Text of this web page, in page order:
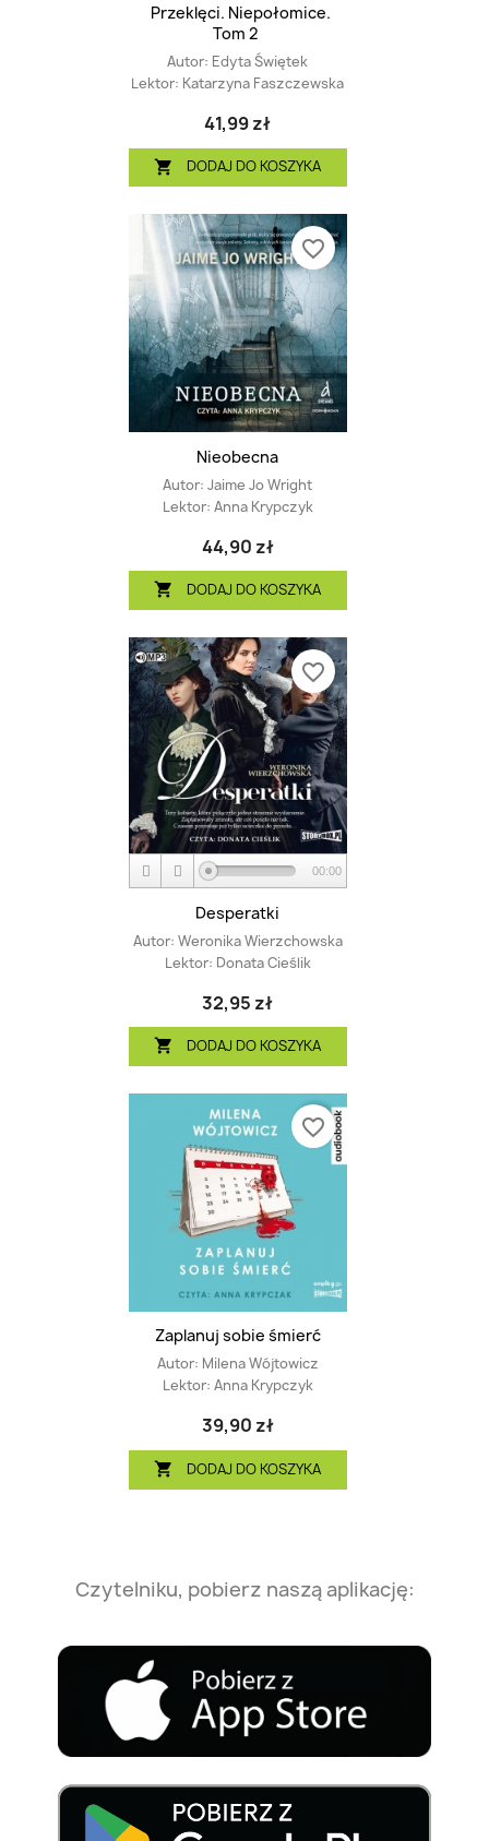
Przeklęci. Niepołomice.
Tom 2
Autor: Edyta Świętek
Lektor: Katarzyna Faszczewska
41,99 zł
 DODAJ DO KOSZYKA
Nieobecna
Autor: Jaime Jo Wright
Lektor: Anna Krypczyk
44,90 zł
 DODAJ DO KOSZYKA
favorite_border
00:00
Desperatki
Autor: Weronika Wierzchowska
Lektor: Donata Cieślik
32,95 zł
 DODAJ DO KOSZYKA
favorite_border
Zaplanuj sobie śmierć
Autor: Milena Wójtowicz
Lektor: Anna Krypczyk
39,90 zł
 DODAJ DO KOSZYKA
favorite_border
Czytelniku, pobierz naszą aplikację: